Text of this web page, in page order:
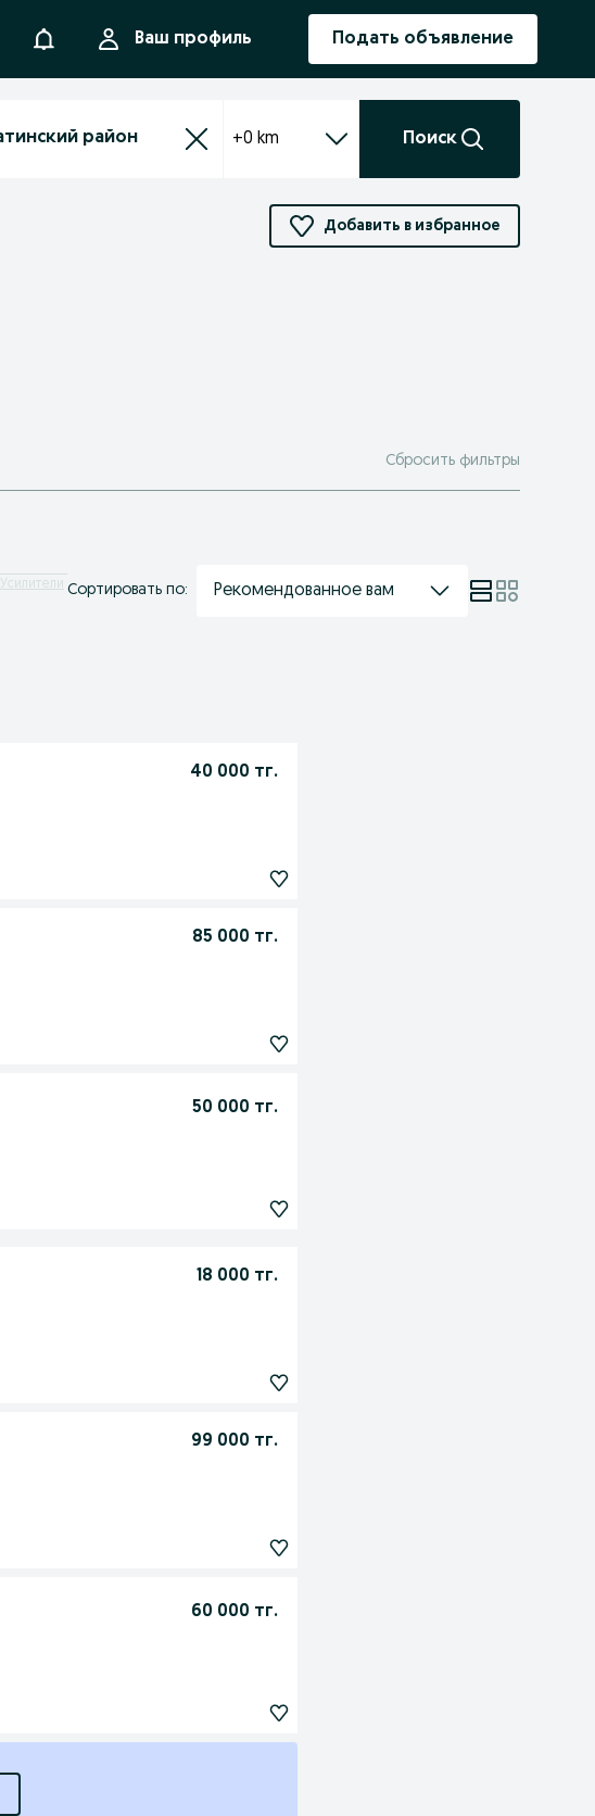
УведомленияВаш профиль Подать объявление
+0 km Поиск
Добавить в избранное
Сбросить фильтры
Усилители Сортировать по: Рекомендованное вам
40 000 тг.
85 000 тг.
50 000 тг.
18 000 тг.
99 000 тг.
60 000 тг.